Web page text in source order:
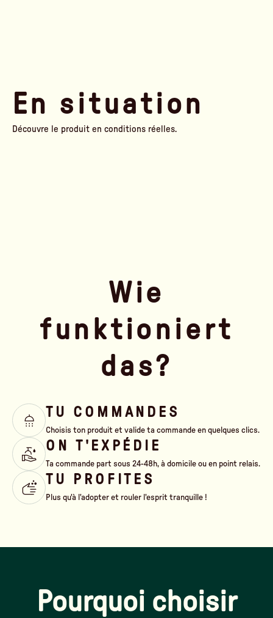
En situation
Découvre le produit en conditions réelles.
Wie
funktioniert
das?
TU COMMANDES
Choisis ton produit et valide ta commande en quelques clics.
ON T'EXPÉDIE
Ta commande part sous 24-48h, à domicile ou en point relais.
TU PROFITES
Plus qu'à l'adopter et rouler l'esprit tranquille !
Pourquoi choisir